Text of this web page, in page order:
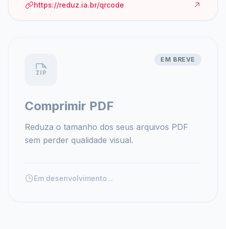
https://reduz.ia.br/qrcode
EM BREVE
Comprimir PDF
Reduza o tamanho dos seus arquivos PDF
sem perder qualidade visual.
Em desenvolvimento...